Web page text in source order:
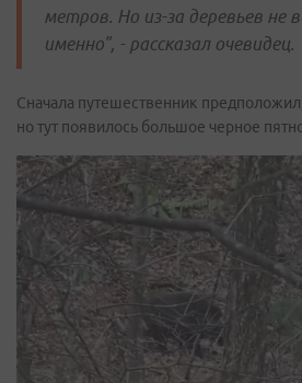
метров. Но из-за деревьев не
именно", - рассказал очевидец.
Сначала путешественник
но тут появилось большое черное